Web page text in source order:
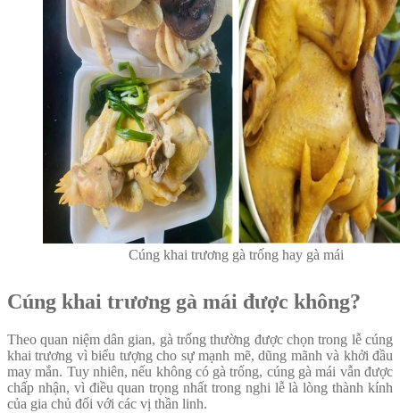
Cúng khai trương gà trống hay gà mái
Cúng khai trương gà mái được không?
Theo quan niệm dân gian, gà trống thường được chọn trong lễ cúng
khai trương vì biểu tượng cho sự mạnh mẽ, dũng mãnh và khởi đầu
may mắn. Tuy nhiên, nếu không có gà trống, cúng gà mái vẫn được
chấp nhận, vì điều quan trọng nhất trong nghi lễ là lòng thành kính
của gia chủ đối với các vị thần linh.